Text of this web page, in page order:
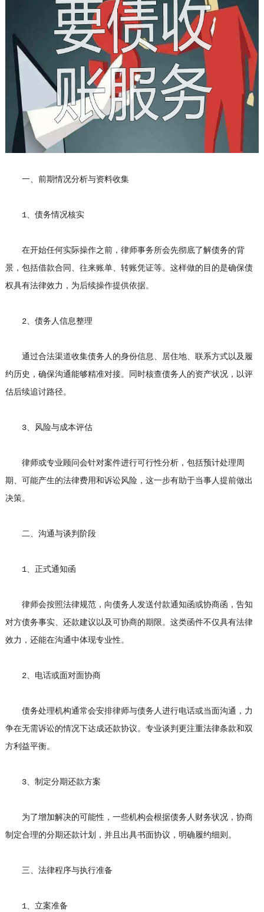
一、前期情况分析与资料收集
1、债务情况核实
在开始任何实际操作之前，律师事务所会先彻底了解债务的背
景，包括借款合同、往来账单、转账凭证等。这样做的目的是确保债
权具有法律效力，为后续操作提供依据。
2、债务人信息整理
通过合法渠道收集债务人的身份信息、居住地、联系方式以及履
约历史，确保沟通能够精准对接。同时核查债务人的资产状况，以评
估后续追讨路径。
3、风险与成本评估
律师或专业顾问会针对案件进行可行性分析，包括预计处理周
期、可能产生的法律费用和诉讼风险，这一步有助于当事人提前做出
决策。
二、沟通与谈判阶段
1、正式通知函
律师会按照法律规范，向债务人发送付款通知函或协商函，告知
对方债务事实、还款建议以及可协商的期限。这类函件不仅具有法律
效力，还能在沟通中体现专业性。
2、电话或面对面协商
债务处理机构通常会安排律师与债务人进行电话或当面沟通，力
争在无需诉讼的情况下达成还款协议。专业谈判更注重法律条款和双
方利益平衡。
3、制定分期还款方案
为了增加解决的可能性，一些机构会根据债务人财务状况，协商
制定合理的分期还款计划，并且出具书面协议，明确履约细则。
三、法律程序与执行准备
1、立案准备